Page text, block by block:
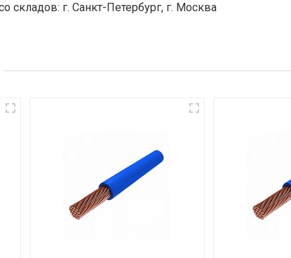
складов: г. Санкт-Петербург, г. Москва